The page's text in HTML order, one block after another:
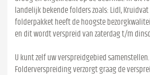
landelijk bekende folders zoals: Lidl, Kruidvat
folderpakket heeft de hoogste
en dit wordt verspreid van zaterdag t/m
U kunt zelf uw verspreidgebied samenstellen.
Folderverspreiding verzorgt graag de